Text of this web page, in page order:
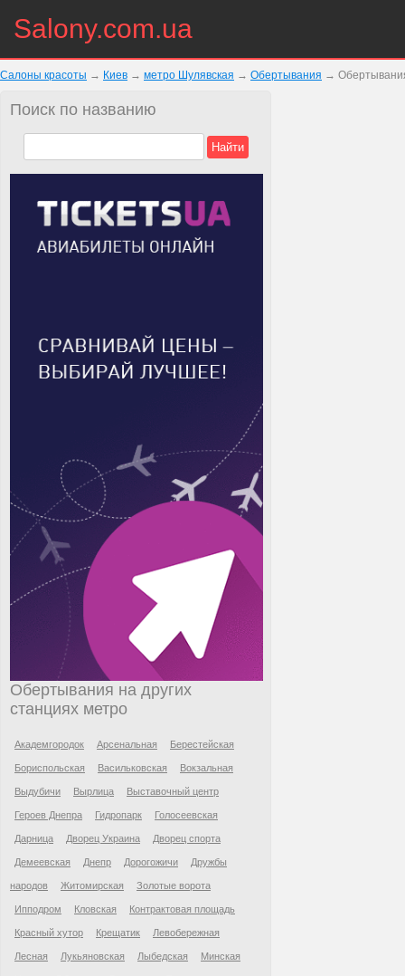
Salony.com.ua
Салоны красоты → Киев → метро Шулявская → Обертывания →
Поиск по названию
Обертывания на других
станциях метро
Академгородок Арсенальная Берестейская
Бориспольская Васильковская Вокзальная
Выдубичи Вырлица Выставочный центр
Героев Днепра Гидропарк Голосеевская
Дарница Дворец Украина Дворец спорта
Демеевская Днепр Дорогожичи Дружбы
народов Житомирская Золотые ворота
Ипподром Кловская Контрактовая площадь
Красный хутор Крещатик Левобережная
Лесная Лукьяновская Лыбедская Минская